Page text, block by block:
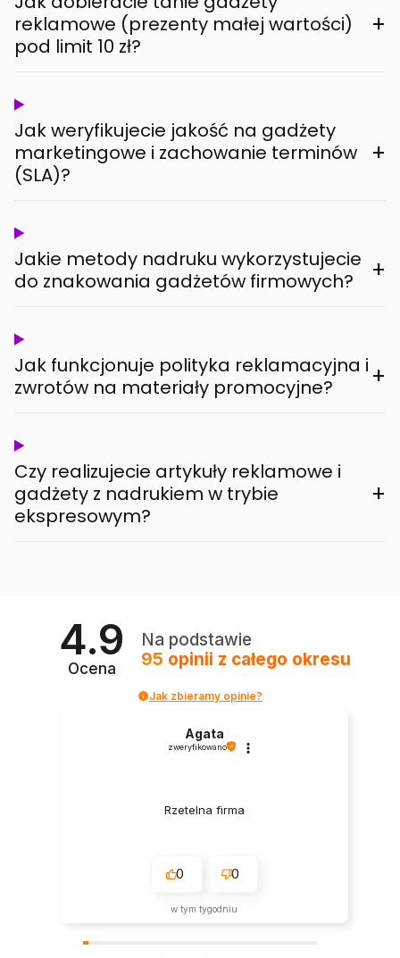
reklamowe (prezenty małej wartości)
pod limit 10 zł?
+
Jak weryfikujecie jakość na gadżety
marketingowe i zachowanie terminów
(SLA)?
+
Jakie metody nadruku wykorzystujecie
do znakowania gadżetów firmowych?
+
Jak funkcjonuje polityka reklamacyjna i
zwrotów na materiały promocyjne?
+
Czy realizujecie artykuły reklamowe i
gadżety z nadrukiem w trybie
ekspresowym?
+
4.9
Ocena
Na podstawie
95 opinii z całego okresu
Jak zbieramy opinie?
Agata
zweryfikowano
Rzetelna firma
0 0
w tym tygodniu